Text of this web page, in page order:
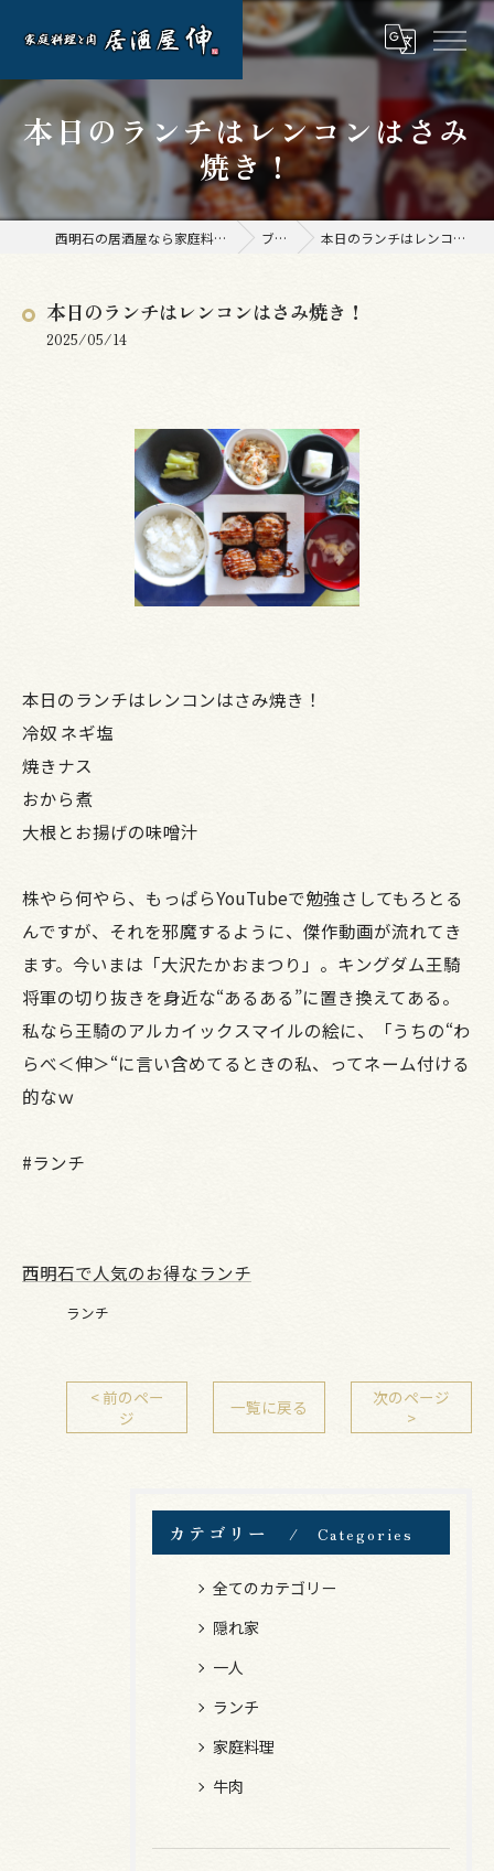
本日のランチはレンコンはさみ
焼き！
西明石の居酒屋なら家庭料理と肉 居酒屋 伸 ブログ 本日のランチはレンコンはさみ焼き！
本日のランチはレンコンはさみ焼き！
2025/05/14
本日のランチはレンコンはさみ焼き！
冷奴 ネギ塩
焼きナス
おから煮
大根とお揚げの味噌汁
株やら何やら、もっぱらYouTubeで勉強さしてもろとる
んですが、それを邪魔するように、傑作動画が流れてき
ます。今いまは「大沢たかおまつり」。キングダム王騎
将軍の切り抜きを身近な“あるある”に置き換えてある。
私なら王騎のアルカイックスマイルの絵に、「うちの“わ
らべ＜伸＞“に言い含めてるときの私、ってネーム付ける
的なｗ
#ランチ
西明石で人気のお得なランチ
ランチ
< 前のペー
ジ
一覧に戻る
次のページ
>
カテゴリー Categories
全てのカテゴリー
隠れ家
一人
ランチ
家庭料理
牛肉